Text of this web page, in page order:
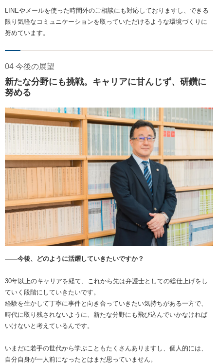
LINEやメールを使った時間外のご相談にも対応しておりますし、できる
限り気軽なコミュニケーションを取っていただけるような環境づくりに
努めています。
04 今後の展望
新たな分野にも挑戦。キャリアに甘んじず、研鑽に
努める
――今後、どのように活躍していきたいですか？
30年以上のキャリアを経て、これから先は弁護士としての総仕上げをし
ていく段階にしていきたいです。
経験を生かして丁寧に事件と向き合っていきたい気持ちがある一方で、
時代に取り残されないように、新たな分野にも飛び込んでいかなければ
いけないと考えているんです。
いまだに若手の世代から学ぶこともたくさんありますし、個人的には、
自分自身が一人前になったとはまだ思っていません。